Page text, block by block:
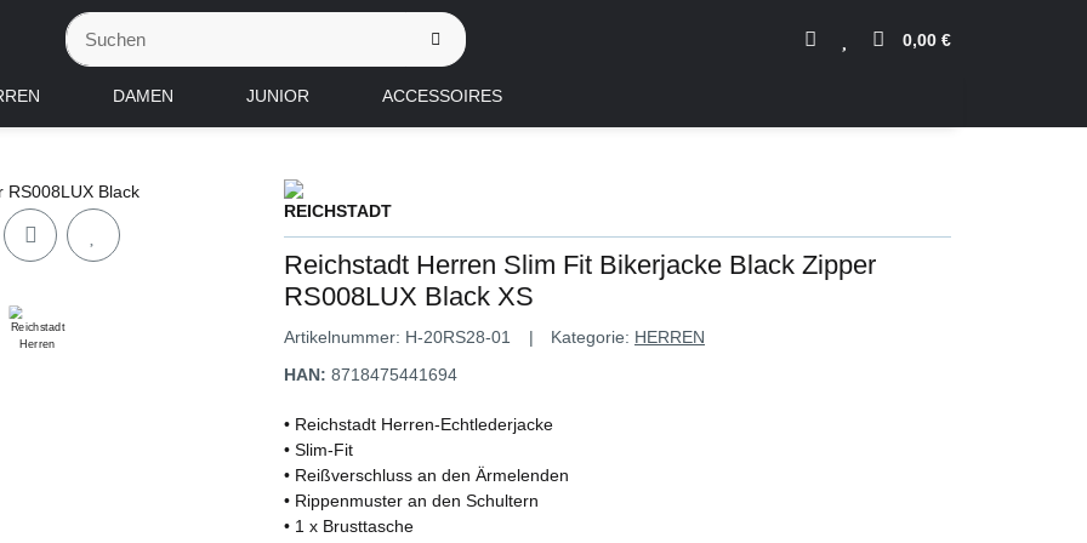
0,00 €
DAMEN JUNIOR ACCESSOIRES
Reichstadt Herren Slim Fit Bikerjacke Black Zipper
RS008LUX Black XS
Artikelnummer: H-20RS28-01 Kategorie: HERREN
HAN: 8718475441694
• Reichstadt Herren-Echtlederjacke
• Slim-Fit
• Reißverschluss an den Ärmelenden
• Rippenmuster an den Schultern
• 1 x Brusttasche